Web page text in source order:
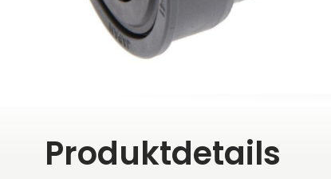
Produktdetails